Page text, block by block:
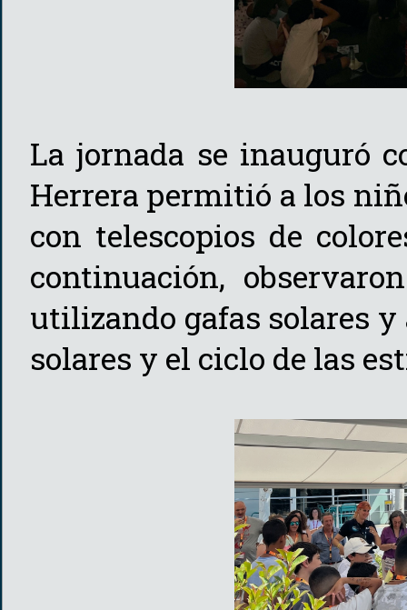
La jornada se inauguró
Herrera permitió a los
con telescopios de
continuación,
utilizando gafas solares
solares y el ciclo de las